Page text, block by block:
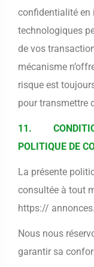
confidentialité en
technologiques
de vos
mécanisme
risque est
pour transmettre
11.
POLITIQUE DE
La présente
consultée à tout
https://
Nous nous
garantir sa